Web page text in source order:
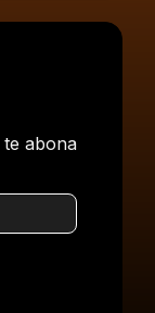
abona